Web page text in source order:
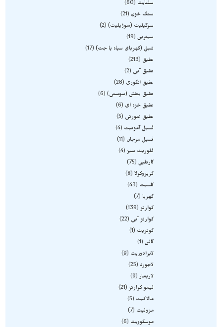
سلنایت
60
سنگ خون
21
سوگیلیت (سوژیلیت) 2
سیترین 19
شبق (کهربای سیاه یا جت) 17
عقیق
213
عقیق آبی
2
عقیق انگوری
28
عقیق بنفش (سوسنی) 6
عقیق خزه ای
6
عقیق صورتی
5
فسیل آمونیت
4
فسیل مرجان
11
فلوریت سبز 4
کارنلین 75
کریزوکولا
8
کلسیت
43
کهربا
7
کوارتز 139
کوارتز آبی
22
کونزیت
1
گالن 1
لابرادوریت
9
لاجورد
25
لاریمار 9
لیمو کوارتز 21
مالاکیت
5
مزولیت
7
موسکوویت
6